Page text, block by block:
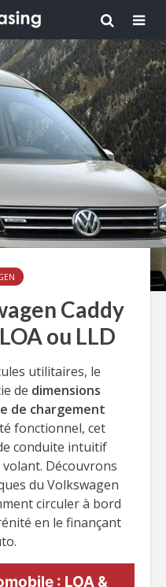
Caddy
ou LLD
utilitaires, le
de dimensions
de chargement
fonctionnel, cet
conduite intuitif
Découvrons
du Volkswagen
circuler à bord
en le finançant